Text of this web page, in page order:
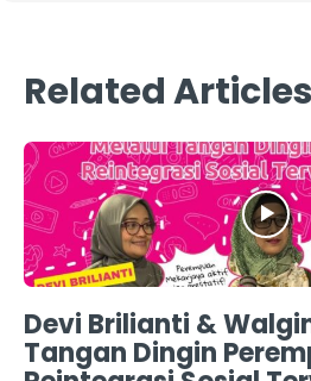
Related Articles
Devi Brilianti &
Tangan Dingin